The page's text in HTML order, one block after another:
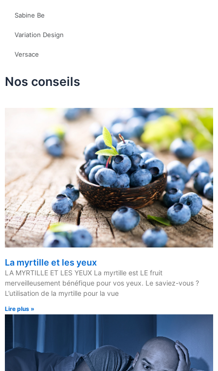
Sabine Be
Variation Design
Versace
Nos conseils
La myrtille et les yeux
LA MYRTILLE ET LES YEUX La myrtille est LE fruit
merveilleusement bénéfique pour vos yeux. Le saviez-vous ?
L’utilisation de la myrtille pour la vue
Lire plus »